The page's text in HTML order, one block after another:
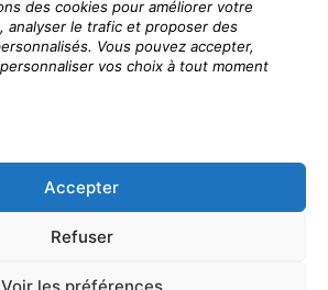
des cookies pour améliorer votre
analyser le trafic et proposer des
Vous pouvez accepter,
vos choix à tout moment
Accepter
Refuser
Voir les préférences